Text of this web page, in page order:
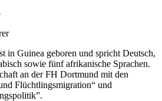
in Guinea geboren und spricht Deutsch,
sowie fünf afrikanische Sprachen.
an der FH Dortmund mit den
Flüchtlingsmigration“ und